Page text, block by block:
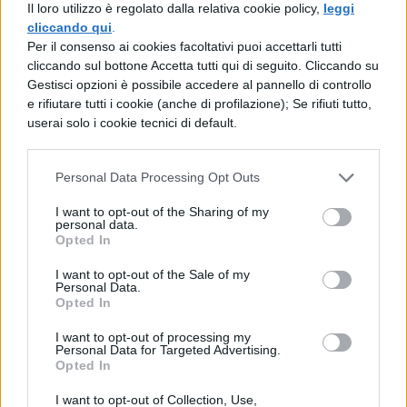
Il loro utilizzo è regolato dalla relativa cookie policy, leggi
cliccando qui
Per il consenso ai cookies facoltativi puoi accettarli tutti
cliccando sul bottone Accetta tutti qui di seguito. Cliccando su
Gestisci opzioni è possibile accedere al pannello di controllo
e rifiutare tutti i cookie (anche di profilazione); Se rifiuti tutto,
userai solo i cookie tecnici di default.
Personal Data Processing Opt Outs
I want to opt-out of the Sharing of my
personal data.
Opted In
I want to opt-out of the Sale of my
Personal Data.
Opted In
I want to opt-out of processing my
Personal Data for Targeted Advertising.
Opted In
I want to opt-out of Collection, Use,
"hungry", detto con l'"h" aspirata vuol
dire "affamato"… ma non mordeteci.
Errori in inglese: due negazioni
affermano.In italiano potete dire "non
capiti, in inglese no. Se direte "I don't
volete qualcosa. Cosa?
Errori in inglese: to take a shower/
to make a shower.
proprio ora di darvi una lavata e volete
comunicarlo al mondo non dite "I'm
going to make a shower": qualcuno